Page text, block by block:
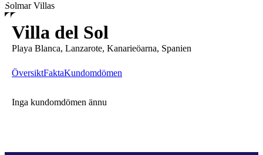
Solmar Villas
Villa del Sol
Playa Blanca, Lanzarote, Kanarieöarna, Spanien
ÖversiktFaktaKundomdömen
Inga kundomdömen ännu